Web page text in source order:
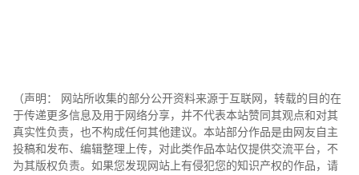
（声明： 网站所收集的部分公开资料来源于互联网，转载的目的在
于传递更多信息及用于网络分享，并不代表本站赞同其观点和对其
真实性负责，也不构成任何其他建议。本站部分作品是由网友自主
投稿和发布、编辑整理上传，对此类作品本站仅提供交流平台，不
为其版权负责。如果您发现网站上有侵犯您的知识产权的作品，请